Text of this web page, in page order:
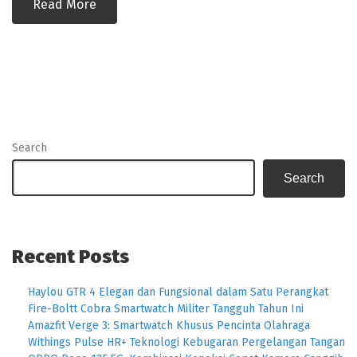
Read More
Search
Search
Recent Posts
Haylou GTR 4 Elegan dan Fungsional dalam Satu Perangkat
Fire-Boltt Cobra Smartwatch Militer Tangguh Tahun Ini
Amazfit Verge 3: Smartwatch Khusus Pencinta Olahraga
Withings Pulse HR+ Teknologi Kebugaran Pergelangan Tangan